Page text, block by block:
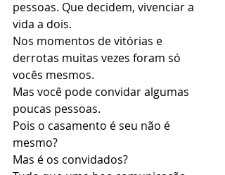
pessoas. Que decidem, vivenciar a
vida a dois.
Nos momentos de vitórias e
derrotas muitas vezes foram só
vocês mesmos.
Mas você pode convidar algumas
poucas pessoas.
Pois o casamento é seu não é
mesmo?
Mas é os convidados?